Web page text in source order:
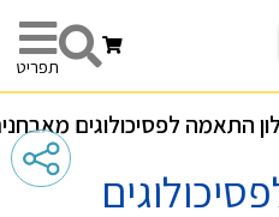
תפריט
התאמה לפסיכולוגים